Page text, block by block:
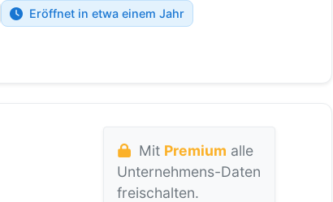
Eröffnet in etwa einem Jahr
Mit Premium alle
Unternehmens-Daten
freischalten.